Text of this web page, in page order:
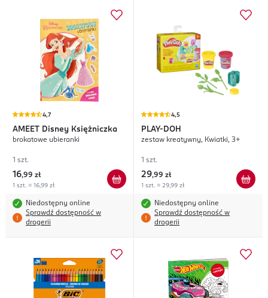
4,7
AMEET Disney Księżniczka
brokatowe ubieranki
1 szt.
16,99 zł
1 szt. = 16,99 zł
Niedostępny online
Sprawdź dostępność w
drogerii
4,5
PLAY-DOH
zestaw kreatywny, Kwiatki, 3+
1 szt.
29,99 zł
1 szt. = 29,99 zł
Niedostępny online
Sprawdź dostępność w
drogerii